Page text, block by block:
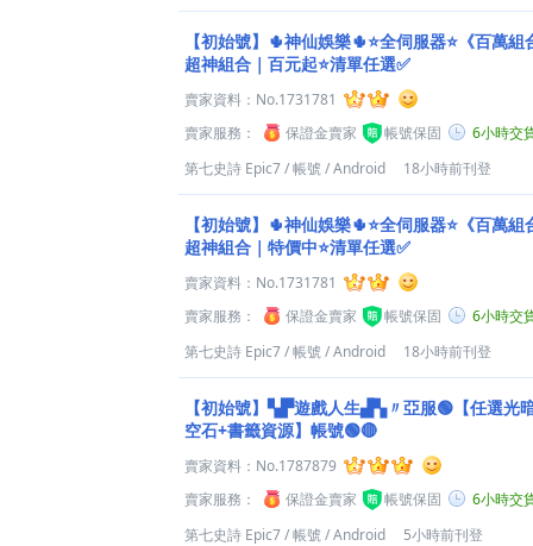
【初始號】🌵神仙娛樂🌵⭐全伺服器⭐《百萬
超神組合｜百元起⭐清單任選✅
賣家資料： No.1731781
賣家服務：
保證金賣家 帳號保固
6小時交
第七史詩 Epic7/帳號/Android 18小時前刊登
【初始號】🌵神仙娛樂🌵⭐全伺服器⭐《百萬
超神組合｜特價中⭐清單任選✅
賣家資料： No.1731781
賣家服務：
保證金賣家 帳號保固
6小時交
第七史詩 Epic7/帳號/Android 18小時前刊登
【初始號】▚▛遊戲人生▟▚〃亞服🟢【任選光
空石+書籤資源】帳號🟢🔴
賣家資料： No.1787879
賣家服務：
保證金賣家 帳號保固
6小時交
第七史詩 Epic7/帳號/Android 5小時前刊登